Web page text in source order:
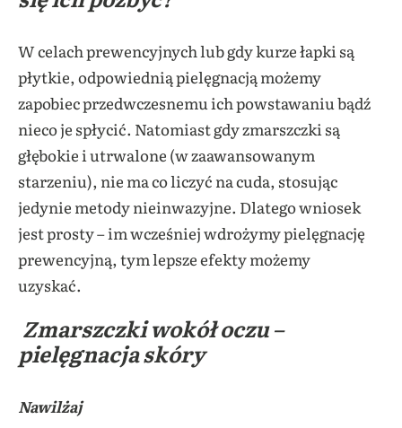
W celach prewencyjnych lub gdy kurze łapki są
płytkie, odpowiednią pielęgnacją możemy
zapobiec przedwczesnemu ich powstawaniu bądź
nieco je spłycić. Natomiast gdy zmarszczki są
głębokie i utrwalone (w zaawansowanym
starzeniu), nie ma co liczyć na cuda, stosując
jedynie metody nieinwazyjne. Dlatego wniosek
jest prosty – im wcześniej wdrożymy pielęgnację
prewencyjną, tym lepsze efekty możemy
uzyskać.
Zmarszczki wokół oczu –
pielęgnacja skóry
Nawilżaj